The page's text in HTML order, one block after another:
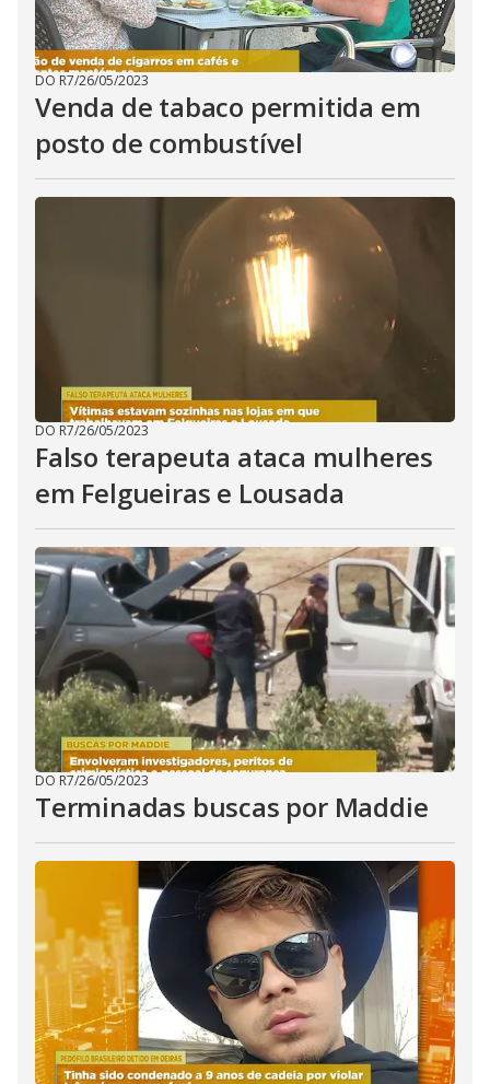
DO R7/26/05/2023
Venda de tabaco permitida em
posto de combustível
DO R7/26/05/2023
Falso terapeuta ataca mulheres
em Felgueiras e Lousada
DO R7/26/05/2023
Terminadas buscas por Maddie